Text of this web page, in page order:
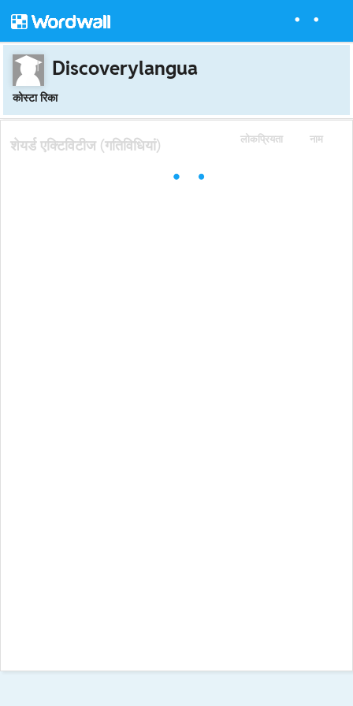
Discoverylangua
कोस्टा रिका
लोकप्रियता नाम
शेयर्ड एक्टिविटीज (गतिविधियां)